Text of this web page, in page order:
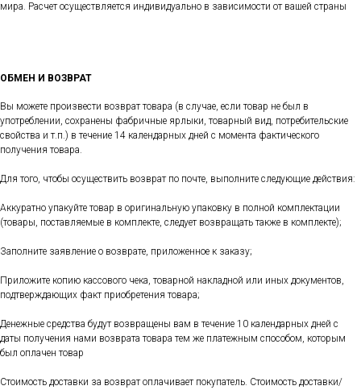
мира. Расчет осуществляется индивидуально в зависимости от вашей страны
ОБМЕН И ВОЗВРАТ
Вы можете произвести возврат товара (в случае, если товар не был в
употреблении, сохранены фабричные ярлыки, товарный вид, потребительские
свойства и т.п.) в течение 14 календарных дней с момента фактического
получения товара.
Для того, чтобы осуществить возврат по почте, выполните следующие действия:
Аккуратно упакуйте товар в оригинальную упаковку в полной комплектации
(товары, поставляемые в комплекте, следует возвращать также в комплекте);
Заполните заявление о возврате, приложенное к заказу;
Приложите копию кассового чека, товарной накладной или иных документов,
подтверждающих факт приобретения товара;
Денежные средства будут возвращены вам в течение 10 календарных дней с
даты получения нами возврата товара тем же платежным способом, которым
был оплачен товар
Стоимость доставки за возврат оплачивает покупатель. Стоимость доставки/